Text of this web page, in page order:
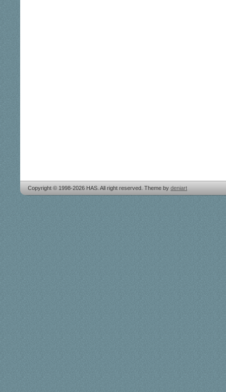
Copyright © 1998-2026 HAS. All right reserved. Theme by deniart